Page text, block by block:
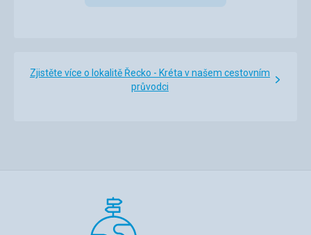
Zjistěte více o lokalitě Řecko - Kréta v našem cestovním
průvodci